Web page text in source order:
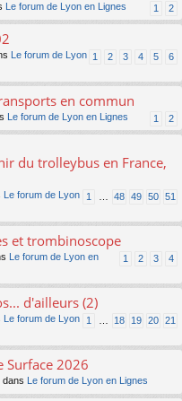
1 2
Le forum de Lyon en Lignes
1 2 3 4 5 6
Le forum de Lyon
en commun
1 2
Le forum de Lyon en Lignes
du trolleybus en France,
1 48 49 50 51
Le forum de Lyon
et trombinoscope
1 2 3 4
Le forum de Lyon en
d'ailleurs (2)
1 18 19 20 21
Le forum de Lyon
Surface 2026
dans Le forum de Lyon en Lignes